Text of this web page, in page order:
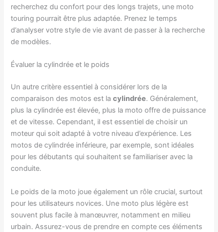
recherchez du confort pour des longs trajets, une moto
touring pourrait être plus adaptée. Prenez le temps
d’analyser votre style de vie avant de passer à la recherche
de modèles.
Évaluer la cylindrée et le poids
Un autre critère essentiel à considérer lors de la
comparaison des motos est lacylindrée. Généralement,
plus la cylindrée est élevée, plus la moto offre de puissance
et de vitesse. Cependant, il est essentiel de choisir un
moteur qui soit adapté à votre niveau d’expérience. Les
motos de cylindrée inférieure, par exemple, sont idéales
pour les débutants qui souhaitent se familiariser avec la
conduite.
Le poids de la moto joue également un rôle crucial, surtout
pour les utilisateurs novices. Une moto plus légère est
souvent plus facile à manœuvrer, notamment en milieu
urbain. Assurez-vous de prendre en compte ces éléments